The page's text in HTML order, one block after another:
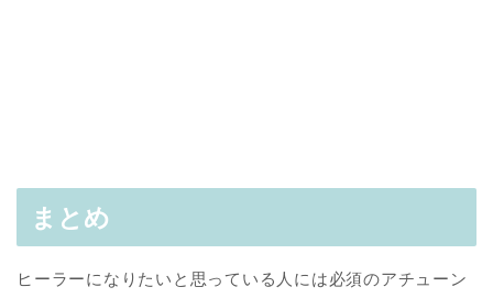
まとめ
ヒーラーになりたいと思っている人には必須のアチューン